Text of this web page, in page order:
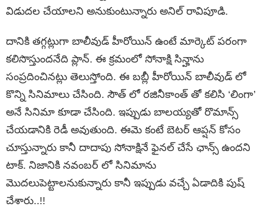
విడుదల చేయాలని అనుకుంటున్నారు అనిల్ రావిపూడి.
దానికి తగ్గట్లుగా బాలీవుడ్ హీరోయిన్ ఉంటే మార్కెట్ పరంగా
కలిసొస్తుందనేది ప్లాన్. ఈ క్రమంలో సోనాక్షి సిన్హాను
సంప్రదించినట్లు తెలుస్తోంది. ఈ బబ్లీ హీరోయిన్ బాలీవుడ్ లో
కొన్ని సినిమాలు చేసింది. సౌత్ లో రజినీకాంత్ తో కలిసి ‘లింగా’
అనే సినిమా కూడా చేసింది. ఇప్పుడు బాలయ్యతో రొమాన్స్
చేయడానికి రెడీ అవుతుంది. ఈమె కంటే బెటర్ ఆప్షన్ కోసం
చూస్తున్నారు కానీ దాదాపు సోనాక్షినే ఫైనల్ చేసే ఛాన్స్ ఉందని
టాక్. నిజానికి నవంబర్ లో సినిమాను
మొదలుపెట్టాలనుకున్నారు కానీ ఇప్పుడు వచ్చే ఏడాదికి పుష్
చేశారు..!!